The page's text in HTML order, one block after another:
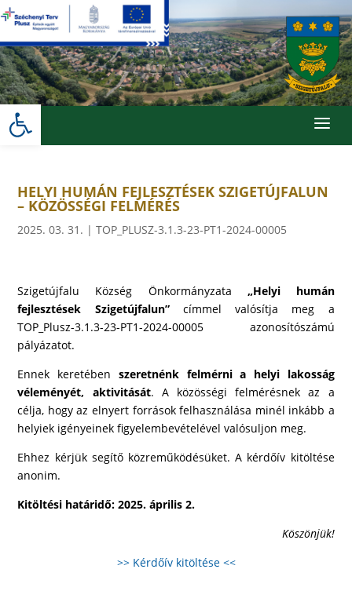
Skip
to
content
Eszköztár megnyitása a
HELYI HUMÁN FEJLESZTÉSEK SZIGETÚJFALUN
– KÖZÖSSÉGI FELMÉRÉS
2025. 03. 31. |TOP_PLUSZ-3.1.3-23-PT1-2024-00005
Szigetújfalu Község Önkormányzata „Helyi humán
fejlesztések Szigetújfalun”címmel valósítja meg a
TOP_Plusz-3.1.3-23-PT1-2024-00005 azonosítószámú
pályázatot.
Ennek keretében szeretnénk felmérni a helyi lakosság
véleményét, aktivitását. A közösségi felmérésnek az a
célja, hogy az elnyert források felhasználása minél inkább a
helyiek igényeinek figyelembevételével valósuljon meg.
Ehhez kérjük segítő közreműködésüket. A kérdőív kitöltése
anonim.
Kitöltési határidő: 2025. április 2.
Köszönjük!
>> Kérdőív kitöltése <<